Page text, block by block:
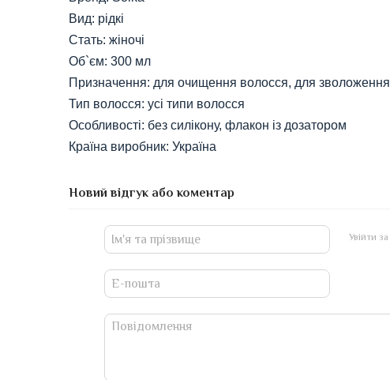
Вид: рідкі
Стать: жіночі
Об`єм: 300 мл
Призначення: для очищення волосся, для зволоження
Тип волосся: усі типи волосся
Особливості: без силікону, флакон із дозатором
Країна виробник: Україна
Новий відгук або коментар
Увійти